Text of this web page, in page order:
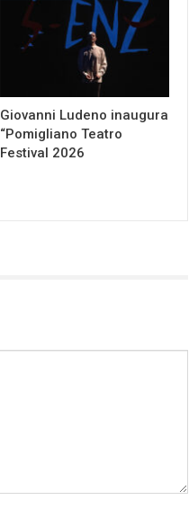
Giovanni Ludeno inaugura
“Pomigliano Teatro
Festival 2026